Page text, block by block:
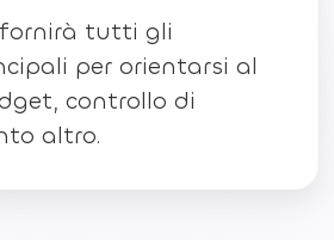
tutti gli
per orientarsi al
controllo di
altro.